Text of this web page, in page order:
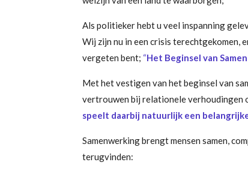
Als politieker hebt u veel inspanning
Wij zijn nu in een crisis terechtgekomen,
vergeten bent; “Het Beginsel van
Met het vestigen van het beginsel van
vertrouwen bij relationele verhoudingen
speelt daarbij natuurlijk een
Samenwerking brengt mensen samen,
terugvinden: